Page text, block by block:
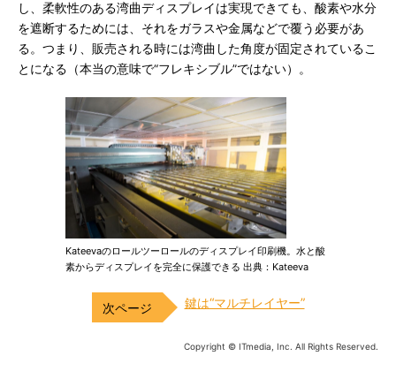
し、柔軟性のある湾曲ディスプレイは実現できても、酸素や水分
を遮断するためには、それをガラスや金属などで覆う必要があ
る。つまり、販売される時には湾曲した角度が固定されているこ
とになる（本当の意味で“フレキシブル”ではない）。
Kateevaのロールツーロールのディスプレイ印刷機。水と酸
素からディスプレイを完全に保護できる 出典：Kateeva
鍵は“マルチレイヤー”
Copyright © ITmedia, Inc. All Rights Reserved.